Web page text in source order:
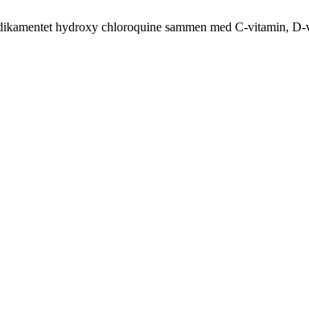
hydroxy chloroquine sammen med C-vitamin,